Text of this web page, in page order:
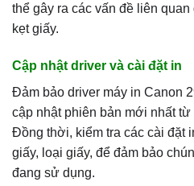
thể gây ra các vấn đề liên
kẹt giấy.
Cập nhật driver và cài đặt in
Đảm bảo driver máy in Canon
cập nhật phiên bản mới nhất từ
Đồng thời, kiểm tra các cài đặt
giấy, loại giấy, để đảm bảo
đang sử dụng.